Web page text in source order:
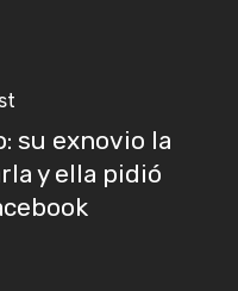
su exnovio la
y ella pidió